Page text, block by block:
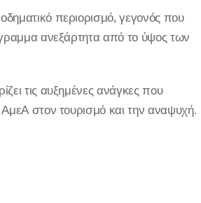
περιορισμό, γεγονός που
ανεξάρτητα από το ύψος των
τις αυξημένες ανάγκες που
στον τουρισμό και την αναψυχή.